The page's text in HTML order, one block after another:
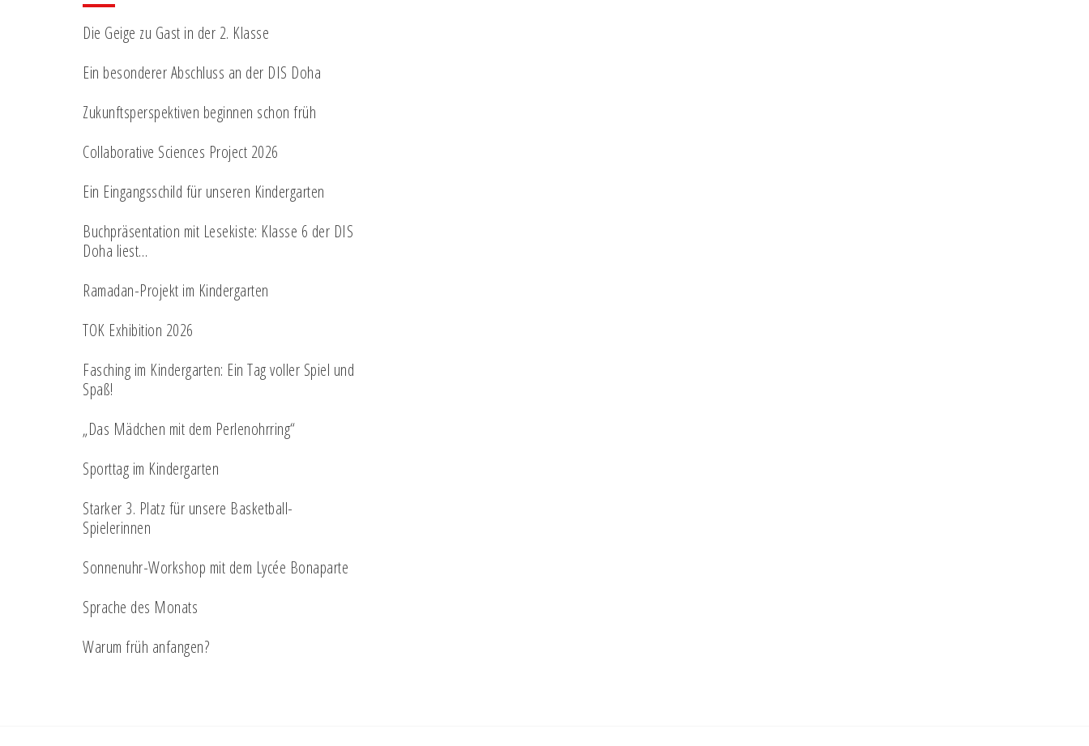
Die Geige zu Gast in der 2. Klasse
Ein besonderer Abschluss an der DIS Doha
Zukunftsperspektiven beginnen schon früh
Collaborative Sciences Project 2026
Ein Eingangsschild für unseren Kindergarten
Buchpräsentation mit Lesekiste: Klasse 6 der DIS
Doha liest…
Ramadan-Projekt im Kindergarten
TOK Exhibition 2026
Fasching im Kindergarten: Ein Tag voller Spiel und
Spaß!
„Das Mädchen mit dem Perlenohrring“
Sporttag im Kindergarten
Starker 3. Platz für unsere Basketball-
Spielerinnen
Sonnenuhr-Workshop mit dem Lycée Bonaparte
Sprache des Monats
Warum früh anfangen?